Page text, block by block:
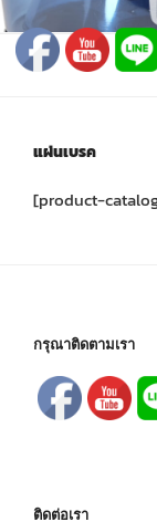
ข้าม
ไป
FARMING
ฟาร์มมิ่งพาร์ทไดเร็
ถึงมือลูกค้าทั่วประเ
แผ่นเบรค
[product-
กรุณาติดตามเรา
ติดต่อเรา